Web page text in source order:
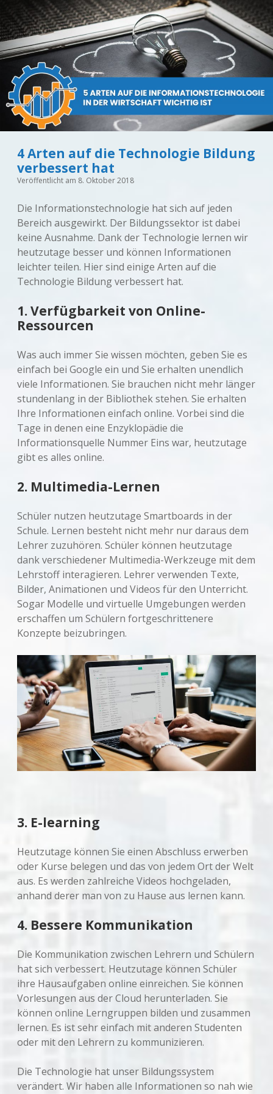
4 Arten auf die Technologie Bildung
verbessert hat
Veröffentlicht am 8. Oktober 2018
Die Informationstechnologie hat sich auf jeden
Bereich ausgewirkt. Der Bildungssektor ist dabei
keine Ausnahme. Dank der Technologie lernen wir
heutzutage besser und können Informationen
leichter teilen. Hier sind einige Arten auf die
Technologie Bildung verbessert hat.
1. Verfügbarkeit von Online-
Ressourcen
Was auch immer Sie wissen möchten, geben Sie es
einfach bei Google ein und Sie erhalten unendlich
viele Informationen. Sie brauchen nicht mehr länger
stundenlang in der Bibliothek stehen. Sie erhalten
Ihre Informationen einfach online. Vorbei sind die
Tage in denen eine Enzyklopädie die
Informationsquelle Nummer Eins war, heutzutage
gibt es alles online.
2. Multimedia-Lernen
Schüler nutzen heutzutage Smartboards in der
Schule. Lernen besteht nicht mehr nur daraus dem
Lehrer zuzuhören. Schüler können heutzutage
dank verschiedener Multimedia-Werkzeuge mit dem
Lehrstoff interagieren. Lehrer verwenden Texte,
Bilder, Animationen und Videos für den Unterricht.
Sogar Modelle und virtuelle Umgebungen werden
erschaffen um Schülern fortgeschrittenere
Konzepte beizubringen.
3. E-learning
Heutzutage können Sie einen Abschluss erwerben
oder Kurse belegen und das von jedem Ort der Welt
aus. Es werden zahlreiche Videos hochgeladen,
anhand derer man von zu Hause aus lernen kann.
4. Bessere Kommunikation
Die Kommunikation zwischen Lehrern und Schülern
hat sich verbessert. Heutzutage können Schüler
ihre Hausaufgaben online einreichen. Sie können
Vorlesungen aus der Cloud herunterladen. Sie
können online Lerngruppen bilden und zusammen
lernen. Es ist sehr einfach mit anderen Studenten
oder mit den Lehrern zu kommunizieren.
Die Technologie hat unser Bildungssystem
verändert. Wir haben alle Informationen so nah wie